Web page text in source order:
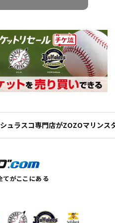
シュラスコ専門店がZOZOマリン